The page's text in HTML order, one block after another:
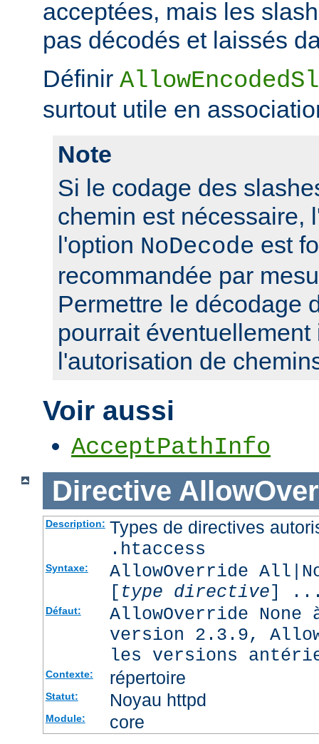
acceptées, mais les
pas décodés et laissés
Définir
surtout utile en
Note
Si le codage des
chemin est nécessaire,
l'option NoDecode est
recommandée par
Permettre le décodage
pourrait éventuellement
l'autorisation de
Voir aussi
AcceptPathInfo
Directive
Description: Types de directives
.htaccess
Syntaxe:
AllowOverride
[ type directive]
Défaut:
AllowOverride
version 2.3.9,
les versions
Contexte: répertoire
Statut: Noyau httpd
Module: core